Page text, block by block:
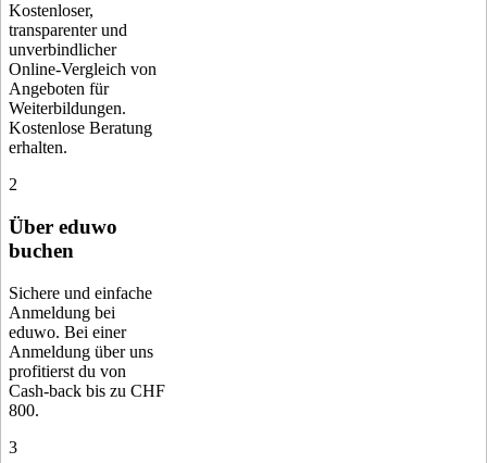
Kostenloser,
transparenter und
unverbindlicher
Online-Vergleich von
Angeboten für
Weiterbildungen.
Kostenlose Beratung
erhalten.
2
Über eduwo
buchen
Sichere und einfache
Anmeldung bei
eduwo. Bei einer
Anmeldung über uns
profitierst du von
Cash-back bis zu CHF
800.
3